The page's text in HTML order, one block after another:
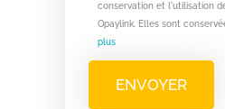
conservation et l'utilisation
Opaylink. Elles sont
plus